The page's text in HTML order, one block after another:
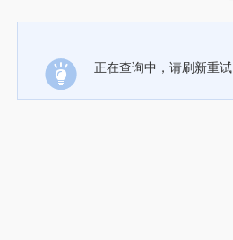
正在查询中，请刷新重试